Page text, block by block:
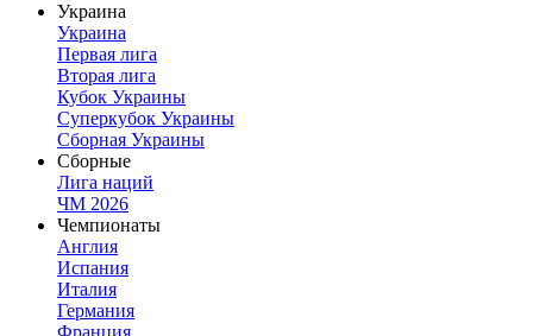
Украина
Украина
Первая лига
Вторая лига
Кубок Украины
Суперкубок Украины
Сборная Украины
Сборные
Лига наций
ЧМ 2026
Чемпионаты
Англия
Испания
Италия
Германия
Франция